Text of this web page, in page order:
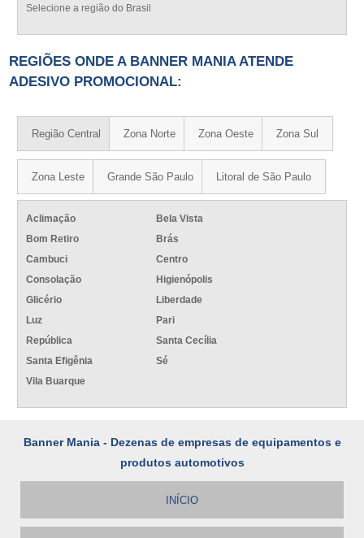
Selecione a região do Brasil
REGIÕES ONDE A BANNER MANIA ATENDE
ADESIVO PROMOCIONAL:
Região Central Zona Norte Zona Oeste Zona Sul
Zona Leste Grande São Paulo Litoral de São Paulo
Aclimação
Bela Vista
Bom Retiro
Brás
Cambuci
Centro
Consolação
Higienópolis
Glicério
Liberdade
Luz
Pari
República
Santa Cecília
Santa Efigênia
Sé
Vila Buarque
Banner Mania - Dezenas de empresas de equipamentos e
produtos automotivos
INÍCIO